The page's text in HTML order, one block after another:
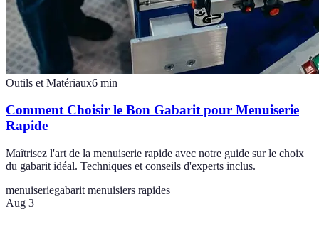
Outils et Matériaux6 min
Comment Choisir le Bon Gabarit pour Menuiserie
Rapide
Maîtrisez l'art de la menuiserie rapide avec notre guide sur le choix
du gabarit idéal. Techniques et conseils d'experts inclus.
menuiseriegabarit menuisiers rapides
Aug 3